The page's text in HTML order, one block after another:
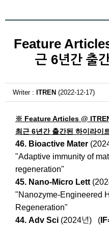
Feature
근 6년간 출
Writer : ITREN (2022-12-17)
※ Feature Articles @
최근 6년간 출간된 하이라이
46. Bioactive Mater
"Adaptive immunity of
regeneration"
45. Nano-Micro Lett
"Nanozyme-Engineered
Regeneration"
44. Adv Sci (2024년) (